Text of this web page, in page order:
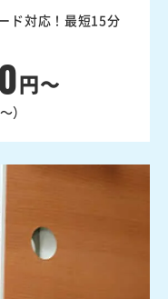
ド対応！最短15分
円～
）